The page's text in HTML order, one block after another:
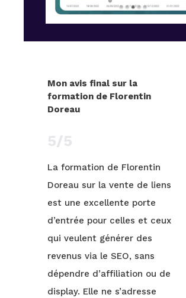
Mon avis final sur la
formation de Florentin
Doreau
5/5
La formation de Florentin
Doreau sur la vente de liens
est une excellente porte
d’entrée pour celles et ceux
qui veulent générer des
revenus via le SEO, sans
dépendre d’affiliation ou de
display. Elle ne s’adresse